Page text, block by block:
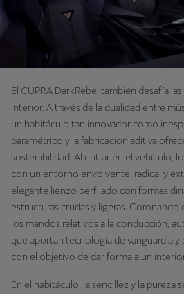
El CUPRA DarkRebel también desafía
interior. A través de la dualidad entre
un habitáculo tan innovador como
paramétrico y la fabricación aditiva
sostenibilidad. Al entrar en el vehículo,
con un entorno envolvente, radical y
elegante lienzo perfilado con formas
estructuras crudas y ligeras.
los mandos relativos a la conducción,
que aportan tecnología de vanguardia y
con el objetivo de dar forma a un
En el habitáculo, la sencillez y la pureza